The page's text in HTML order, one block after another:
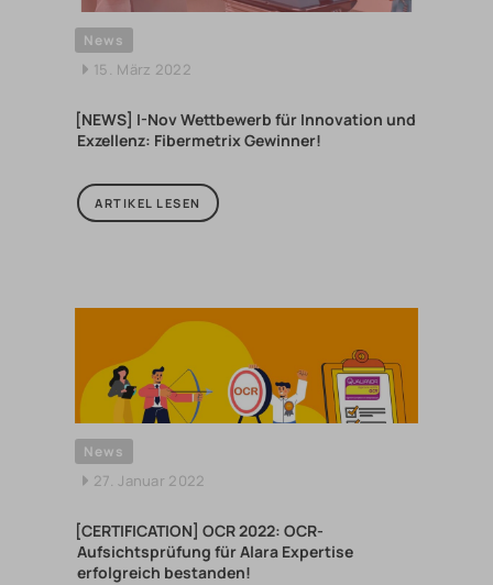
News
15. März 2022
[NEWS] I-Nov Wettbewerb für Innovation und
Exzellenz: Fibermetrix Gewinner!
ARTIKEL LESEN
News
27. Januar 2022
[CERTIFICATION] OCR 2022: OCR-
Aufsichtsprüfung für Alara Expertise
erfolgreich bestanden!